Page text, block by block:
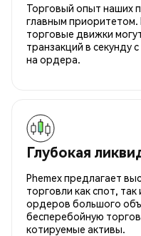
Торговый опыт наших
главным
торговые движки
транзакций в секунду
на ордера.
Глубокая
Phemex предлагает
торговли как спот,
ордеров большого
бесперебойную
котируемые активы.